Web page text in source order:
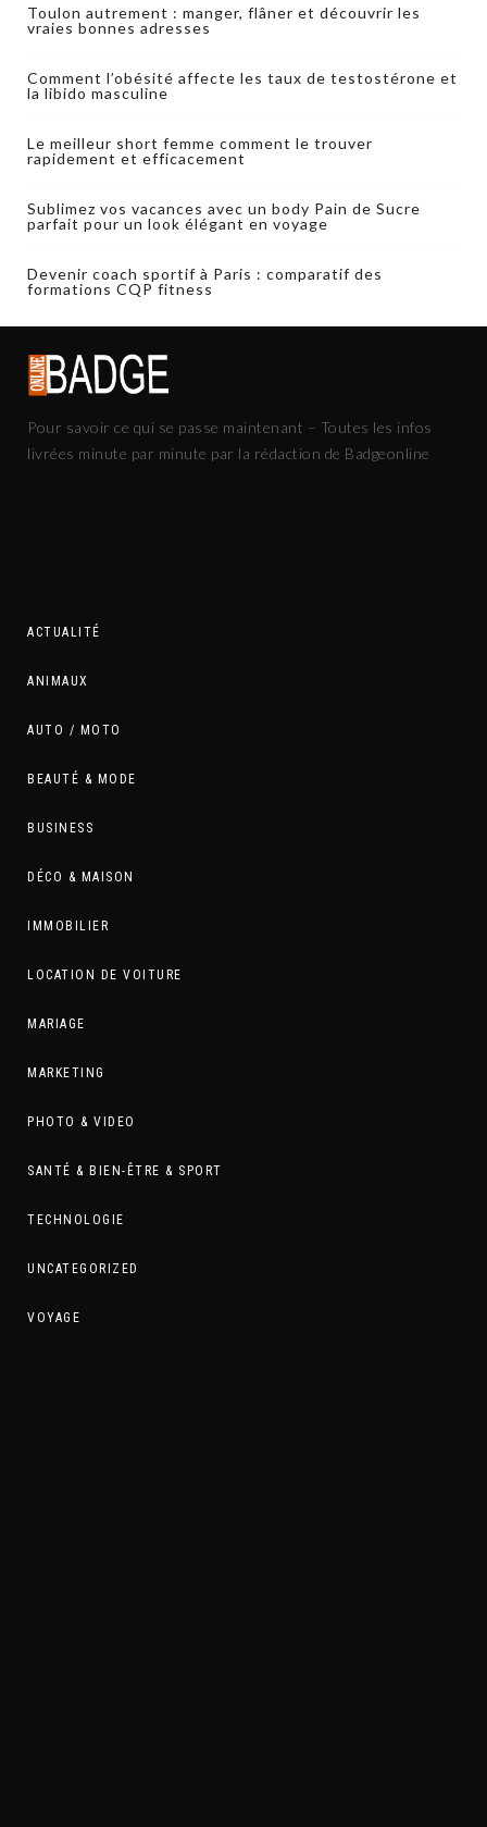
Toulon autrement : manger, flâner et découvrir les
vraies bonnes adresses
Comment l’obésité affecte les taux de testostérone et
la libido masculine
Le meilleur short femme comment le trouver
rapidement et efficacement
Sublimez vos vacances avec un body Pain de Sucre
parfait pour un look élégant en voyage
Devenir coach sportif à Paris : comparatif des
formations CQP fitness
Pour savoir ce qui se passe maintenant – Toutes les infos
livrées minute par minute par la rédaction de Badgeonline
ACTUALITÉ
ANIMAUX
AUTO / MOTO
BEAUTÉ & MODE
BUSINESS
DÉCO & MAISON
IMMOBILIER
LOCATION DE VOITURE
MARIAGE
MARKETING
PHOTO & VIDEO
SANTÉ & BIEN-ÊTRE & SPORT
TECHNOLOGIE
UNCATEGORIZED
VOYAGE